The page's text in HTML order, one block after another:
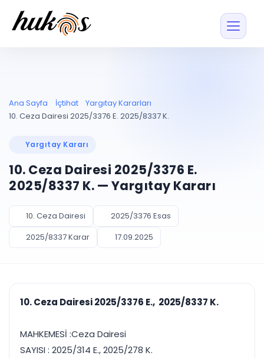
Entegrasyonu
UYAP ile otomatik
UYAP Evrak
Entegrasyonu
UETS Entegrasyonu
Tebligatları anında
Müvekkil ve taraf
Vekalet
PLANLAMA & TAKİP
Pano ve Takip
Duruşma ve görev
takvimi
Bildirim
takibi
Blog
Ücretsiz Başlayın Giriş Yap
Ana Sayfa İçtihat
Yargıtay Kararları
10. Ceza Dairesi 2025/3376 E. 2025/8337 K.
Yargıtay Kararı
10. Ceza Dairesi 2025/3376 E.
2025/8337 K. — Yargıtay Kararı
10. Ceza Dairesi
2025/3376 Esas
2025/8337 Karar
17.09.2025
10. Ceza Dairesi 2025/3376 E., 2025/8337 K.
MAHKEMESİ :Ceza Dairesi
SAYISI : 2025/314 E., 2025/278 K.